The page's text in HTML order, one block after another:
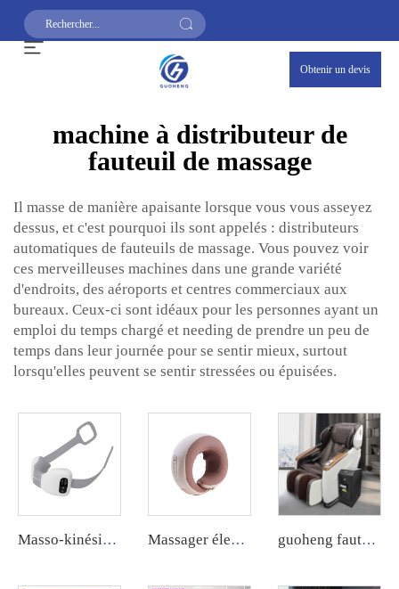
Obtenir un devis
machine à distributeur de
fauteuil de massage
Il masse de manière apaisante lorsque vous vous asseyez
dessus, et c'est pourquoi ils sont appelés : distributeurs
automatiques de fauteuils de massage. Vous pouvez voir
ces merveilleuses machines dans une grande variété
d'endroits, des aéroports et centres commerciaux aux
bureaux. Ceux-ci sont idéaux pour les personnes ayant un
emploi du temps chargé et needing de prendre un peu de
temps dans leur journée pour se sentir mieux, surtout
lorsqu'elles peuvent se sentir stressées ou épuisées.
Masso-kinésithérapeute électrique pliant avec fonction de pétrissage profond et de chaleur pour le cou, le dos et les épaules. Massager électrique certifié CE pour les épaules et le cou avec fonction de chaleur guoheng fauteuil de massage public à carte bancaire machine à massage à pièces de monnaie commerciale pour le corps